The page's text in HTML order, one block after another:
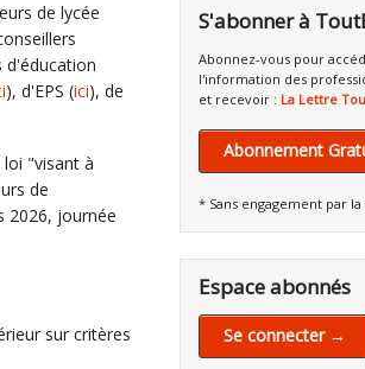
de lycée
d'éducation
), d'EPS (ici), de
"visant à
de
2026, journée
sur critères
S'abonner à
Abonnez-vous pour
l'information des
et recevoir : La Lettre
Abonnement
* Sans engagement par la
Espace abonnés
Se connecter →